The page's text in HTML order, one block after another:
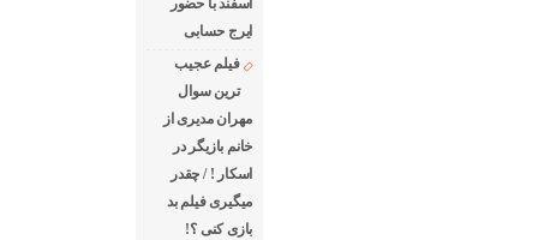
اسفند با حضور
ایرج حسابی
فیلم عجیب
ترین سوال
مهران مدیری از
خانم بازیگر در
اسکار ! / چقدر
میگیری فیلم بد
بازی کنی ؟!